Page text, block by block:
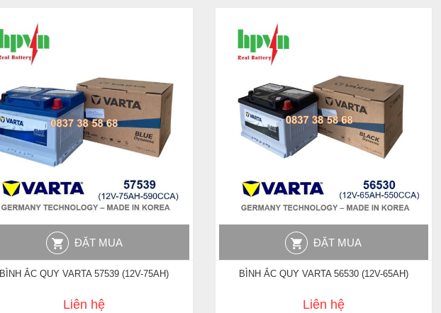
ĐẶT MUA
BÌNH ẮC QUY VARTA 57539 (12V-75AH)
Liên hệ
ĐẶT MUA
BÌNH ẮC QUY VARTA 56530 (12V-65AH)
Liên hệ